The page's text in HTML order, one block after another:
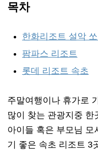
목차
한화리조트 설악
팜파스 리조트
롯데 리조트 속초
주말여행이나 휴가로
많이 찾는 관광지중 한
아이들 혹은 부모님 모
기 좋은 속초 리조트 3